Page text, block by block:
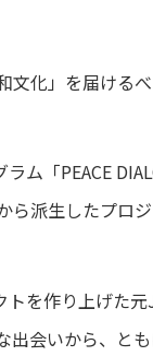
文化」を届ける
ム「PEACE
派生したプロ
を作り上げた
会いから、と